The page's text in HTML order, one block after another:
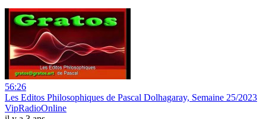
56:26
Les Editos Philosophiques de Pascal Dolhagaray, Semaine 25/2023
VipRadioOnline